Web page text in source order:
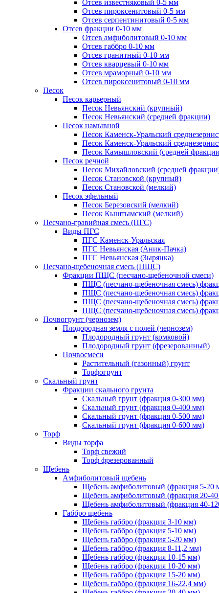
Отсев известняковый 0-5 мм
Отсев пироксенитовый 0-5 мм
Отсев серпентинитовый 0-5 мм
Отсев фракции 0-10 мм
Отсев амфиболитовый 0-10 мм
Отсев габбро 0-10 мм
Отсев гранитный 0-10 мм
Отсев кварцевый 0-10 мм
Отсев мраморный 0-10 мм
Отсев пироксенитовый 0-10 мм
Песок
Песок карьерный
Песок Невьянский (крупный)
Песок Невьянский (средней фракции)
Песок намывной
Песок Каменск-Уральский
Песок Каменск-Уральский
Песок Камышловский (средней
Песок речной
Песок Михайловский (средней
Песок Становской (крупный)
Песок Становской (мелкий)
Песок эфельный
Песок Березовский (мелкий)
Песок Кыштымский (мелкий)
Песчано-гравийная смесь (ПГС)
Виды ПГС
ПГС Каменск-Уральская
ПГС Невьянская (Аник-Пачка)
ПГС Невьянская (Зырянка)
Песчано-щебеночная смесь (ПЩС)
Фракции ПЩС (песчано-щебеночной смеси)
ПЩС (песчано-щебеночная смесь)
ПЩС (песчано-щебеночная смесь)
ПЩС (песчано-щебеночная смесь)
ПЩС (песчано-щебеночная смесь)
Почвогрунт (чернозем)
Плодородная земля с полей (чернозем)
Плодородный грунт (комковой)
Плодородный грунт (фрезерованный)
Почвосмеси
Растительный (газонный) грунт
Торфогрунт
Скальный грунт
Фракции скального грунта
Скальный грунт (фракция 0-300 мм)
Скальный грунт (фракция 0-400 мм)
Скальный грунт (фракция 0-500 мм)
Скальный грунт (фракция 0-600 мм)
Торф
Виды торфа
Торф свежий
Торф фрезерованный
Щебень
Амфиболитовый щебень
Щебень амфиболитовый (фракция 5-20
Щебень амфиболитовый (фракция 20-
Щебень амфиболитовый (фракция 40-
Габбро щебень
Щебень габбро (фракция 3-10 мм)
Щебень габбро (фракция 5-10 мм)
Щебень габбро (фракция 5-20 мм)
Щебень габбро (фракция 8-11,2 мм)
Щебень габбро (фракция 10-15 мм)
Щебень габбро (фракция 10-20 мм)
Щебень габбро (фракция 15-20 мм)
Щебень габбро (фракция 16-22,4 мм)